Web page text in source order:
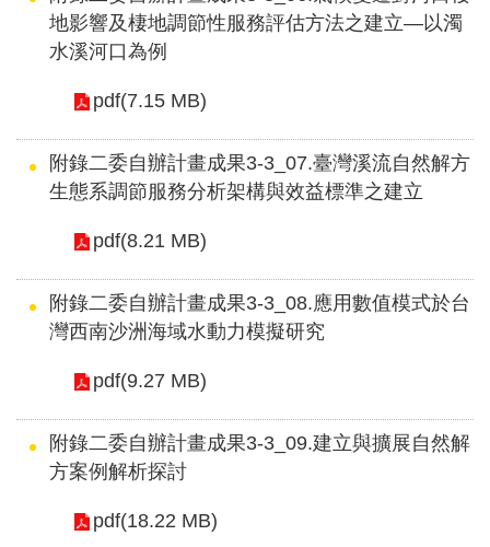
地影響及棲地調節性服務評估方法之建立—以濁
水溪河口為例
pdf(7.15 MB)
附錄二委自辦計畫成果3-3_07.臺灣溪流自然解方
生態系調節服務分析架構與效益標準之建立
pdf(8.21 MB)
附錄二委自辦計畫成果3-3_08.應用數值模式於台
灣西南沙洲海域水動力模擬研究
pdf(9.27 MB)
附錄二委自辦計畫成果3-3_09.建立與擴展自然解
方案例解析探討
pdf(18.22 MB)